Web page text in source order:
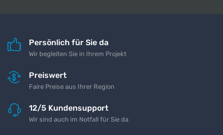
Persönlich für Sie da
Wir begleiten Sie in Ihrem Projekt
Preiswert
Faire Preise aus Ihrer Region
12/5 Kundensupport
Wir sind auch im Notfall für Sie da